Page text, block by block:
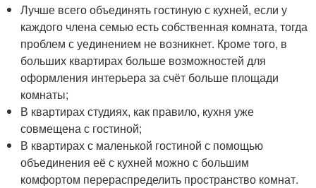
Лучше всего объединять гостиную с кухней, если у
каждого члена семью есть собственная комната, тогда
проблем с уединением не возникнет. Кроме того, в
больших квартирах больше возможностей для
оформления интерьера за счёт больше площади
комнаты;
В квартирах студиях, как правило, кухня уже
совмещена с гостиной;
В квартирах с маленькой гостиной с помощью
объединения её с кухней можно с большим
комфортом перераспределить пространство комнат.